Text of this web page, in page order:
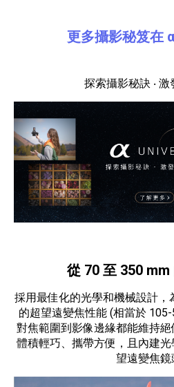
更多攝影秘笈在
探索攝影秘訣 ‧
從 70 至 350
採用最佳化的光學和機械設計，
的超望遠變焦性能 (相當於
對焦範圍到影像邊緣都能維持
體積輕巧、攜帶方便，且內建
望遠變焦鏡